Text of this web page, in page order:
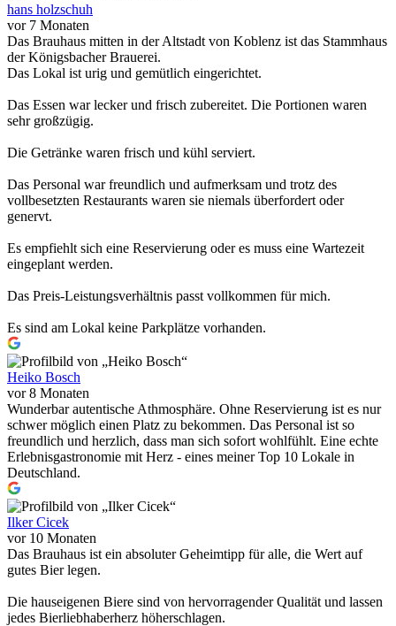
hans holzschuh
vor 7 Monaten
Das Brauhaus mitten in der Altstadt von Koblenz ist das Stammhaus
der Königsbacher Brauerei.
Das Lokal ist urig und gemütlich eingerichtet.
Das Essen war lecker und frisch zubereitet. Die Portionen waren
sehr großzügig.
Die Getränke waren frisch und kühl serviert.
Das Personal war freundlich und aufmerksam und trotz des
vollbesetzten Restaurants waren sie niemals überfordert oder
genervt.
Es empfiehlt sich eine Reservierung oder es muss eine Wartezeit
eingeplant werden.
Das Preis-Leistungsverhältnis passt vollkommen für mich.
Es sind am Lokal keine Parkplätze vorhanden.
Heiko Bosch
vor 8 Monaten
Wunderbar autentische Athmosphäre. Ohne Reservierung ist es nur
schwer möglich einen Platz zu bekommen. Das Personal ist so
freundlich und herzlich, dass man sich sofort wohlfühlt. Eine echte
Erlebnisgastronomie mit Herz - eines meiner Top 10 Lokale in
Deutschland.
Ilker Cicek
vor 10 Monaten
Das Brauhaus ist ein absoluter Geheimtipp für alle, die Wert auf
gutes Bier legen.
Die hauseigenen Biere sind von hervorragender Qualität und lassen
jedes Bierliebhaberherz höherschlagen.